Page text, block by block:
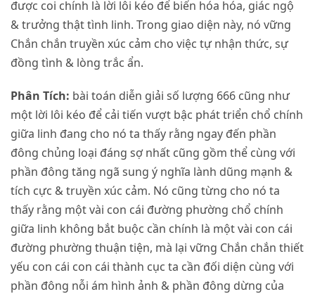
được coi chính là lời lôi kéo để biến hóa hóa, giác ngộ
& trưởng thật tình linh. Trong giao diện này, nó vững
Chắn chắn truyền xúc cảm cho việc tự nhận thức, sự
đồng tình & lòng trắc ẩn.
Phân Tích: bài toán diễn giải số lượng 666 cũng như
một lời lôi kéo để cải tiến vượt bậc phát triển chổ chính
giữa linh đang cho nó ta thấy rằng ngay đến phần
đông chủng loại đáng sợ nhất cũng gồm thể cùng với
phần đông tăng ngã sung ý nghĩa lành dũng mạnh &
tích cực & truyền xúc cảm. Nó cũng từng cho nó ta
thấy rằng một vài con cái đường phường chổ chính
giữa linh không bắt buộc cần chính là một vài con cái
đường phường thuận tiện, mà lại vững Chắn chắn thiết
yếu con cái con cái thành cục ta cần đối diện cùng với
phần đông nỗi ám hình ảnh & phần đông dừng của